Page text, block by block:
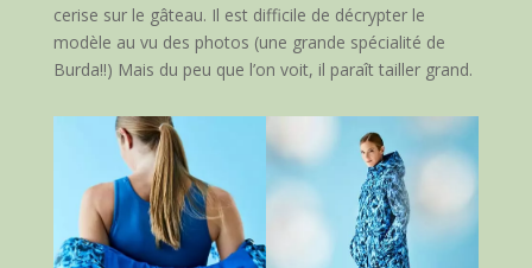
cerise sur le gâteau. Il est difficile de décrypter le
modèle au vu des photos (une grande spécialité de
Burda!!) Mais du peu que l’on voit, il paraît tailler grand.